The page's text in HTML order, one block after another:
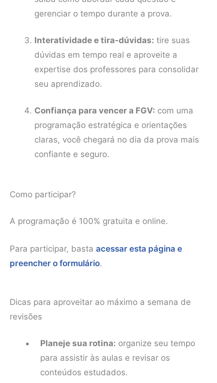
gerenciar o tempo durante a prova.
Interatividade e tira-dúvidas: tire suas
dúvidas em tempo real e aproveite a
expertise dos professores para consolidar
seu aprendizado.
Confiança para vencer a FGV: com uma
programação estratégica e orientações
claras, você chegará no dia da prova mais
confiante e seguro.
Como participar?
A programação é 100% gratuita e online.
Para participar, basta acessar esta página e
preencher o formulário.
Dicas para aproveitar ao máximo a semana de
revisões
Planeje sua rotina: organize seu tempo
para assistir às aulas e revisar os
conteúdos estudados.